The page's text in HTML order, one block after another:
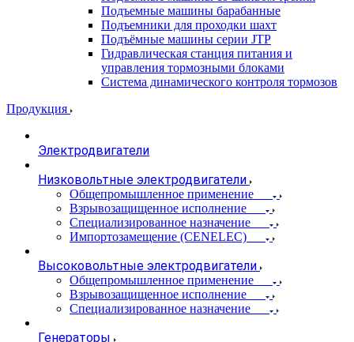
Подъемные машины барабанные
Подъемники для проходки шахт
Подъёмные машины серии JTP
Гидравлическая станция питания и
управления тормозными блоками
Система динамического контроля тормозов
Продукция
Электродвигатели
Низковольтные электродвигатели
Общепромышленное применение
Взрывозащищенное исполнение
Специализированное назначение
Импортозамещение (CENELEC)
Высоковольтные электродвигатели
Общепромышленное применение
Взрывозащищенное исполнение
Специализированное назначение
Генераторы